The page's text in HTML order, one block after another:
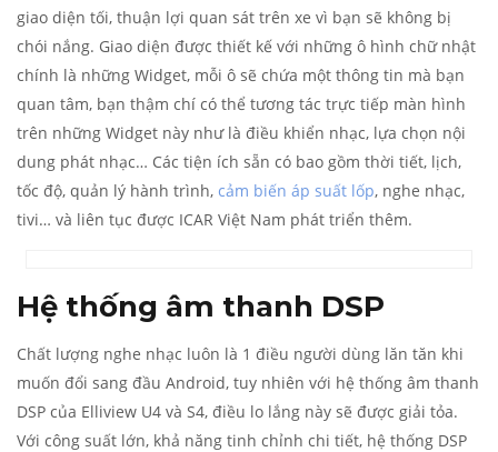
giao diện tối, thuận lợi quan sát trên xe vì bạn sẽ không bị
chói nắng. Giao diện được thiết kế với những ô hình chữ nhật
chính là những Widget, mỗi ô sẽ chứa một thông tin mà bạn
quan tâm, bạn thậm chí có thể tương tác trực tiếp màn hình
trên những Widget này như là điều khiển nhạc, lựa chọn nội
dung phát nhạc… Các tiện ích sẵn có bao gồm thời tiết, lịch,
tốc độ, quản lý hành trình, cảm biến áp suất lốp, nghe nhạc,
tivi… và liên tục được ICAR Việt Nam phát triển thêm.
Hệ thống âm thanh DSP
Chất lượng nghe nhạc luôn là 1 điều người dùng lăn tăn khi
muốn đổi sang đầu Android, tuy nhiên với hệ thống âm thanh
DSP của Elliview U4 và S4, điều lo lắng này sẽ được giải tỏa.
Với công suất lớn, khả năng tinh chỉnh chi tiết, hệ thống DSP